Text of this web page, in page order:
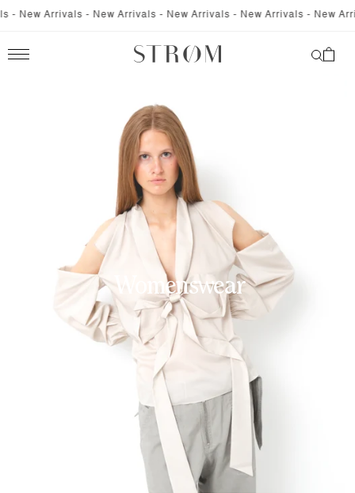
SKIP TO
Arrivals - New Arrivals - New Arrivals - New Arrivals - New
Cart
Womenswear